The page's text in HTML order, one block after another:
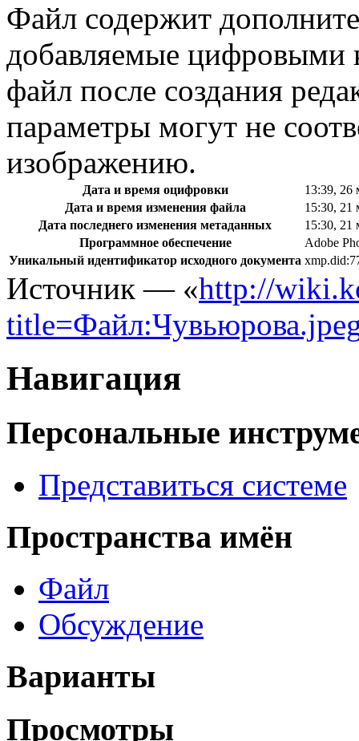
Файл содержит
добавляемые цифровыми
файл после создания
параметры могут не
изображению.
Дата и время оцифровки
13:39, 26
Дата и время изменения файла
15:30, 21
Дата последнего изменения метаданных
15:30, 21
Программное обеспечение
Adobe
Уникальный идентификатор исходного документа
Источник — «http://
Навигация
Персональные
Представиться системе
Пространства имён
Файл
Обсуждение
Варианты
Просмотры